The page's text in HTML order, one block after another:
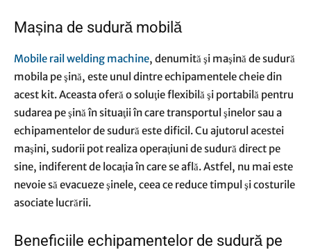
Mașina de sudură mobilă
Mobile rail welding machine, denumită şi maşină de sudură
mobila pe şină, este unul dintre echipamentele cheie din
acest kit. Aceasta oferă o soluţie flexibilă şi portabilă pentru
sudarea pe şină în situaţii în care transportul şinelor sau a
echipamentelor de sudură este dificil. Cu ajutorul acestei
maşini, sudorii pot realiza operaţiuni de sudură direct pe
sine, indiferent de locaţia în care se află. Astfel, nu mai este
nevoie să evacueze şinele, ceea ce reduce timpul şi costurile
asociate lucrării.
Beneficiile echipamentelor de sudură pe